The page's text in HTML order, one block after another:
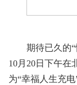
期待已久的
10月 20日下午在
为“幸福人生充